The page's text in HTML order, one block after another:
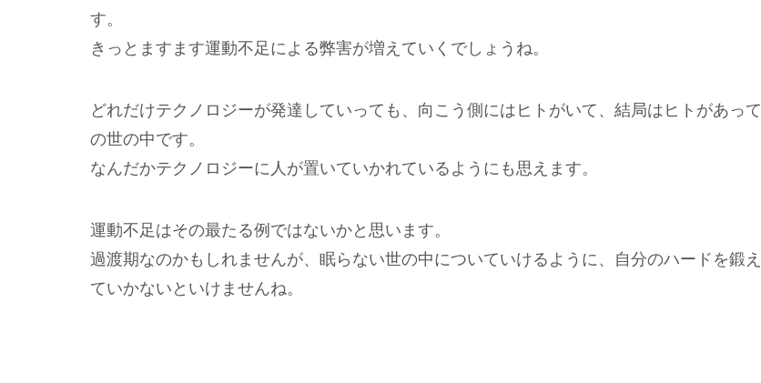
す。
きっとますます運動不足による弊害が増えていくでしょうね。
どれだけテクノロジーが発達していっても、向こう側にはヒトがいて、結局はヒトがあって
の世の中です。
なんだかテクノロジーに人が置いていかれているようにも思えます。
運動不足はその最たる例ではないかと思います。
過渡期なのかもしれませんが、眠らない世の中についていけるように、自分のハードを鍛え
ていかないといけませんね。